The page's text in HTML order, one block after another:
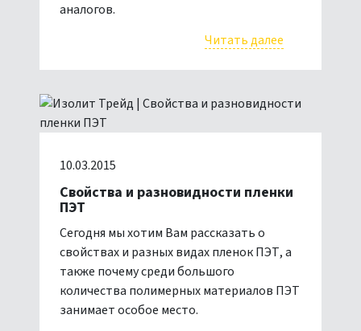
аналогов.
Читать далее
10.03.2015
Свойства и разновидности пленки
ПЭТ
Сегодня мы хотим Вам рассказать о
свойствах и разных видах пленок ПЭТ, а
также почему среди большого
количества полимерных материалов ПЭТ
занимает особое место.